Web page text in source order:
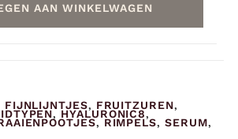
AAN WINKELWAGEN
FIJNLIJNTJES, FRUITZUREN,
, HYALURONIC8,
, RIMPELS, SERUM,